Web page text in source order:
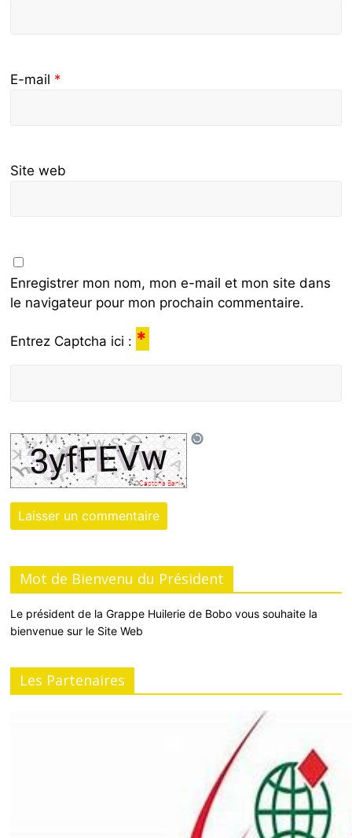
E-mail *
Site web
Enregistrer mon nom, mon e-mail et mon site dans
le navigateur pour mon prochain commentaire.
Entrez Captcha ici : *
Mot de Bienvenu du Président
Le président de la Grappe Huilerie de Bobo vous souhaite la
bienvenue sur le Site Web
Les Partenaires